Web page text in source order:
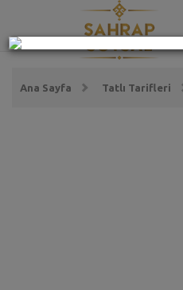
Ana Sayfa Tatlı Tarifleri